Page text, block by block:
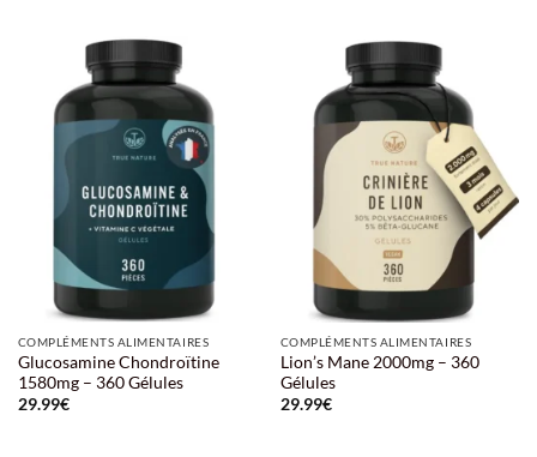
COMPLÉMENTS ALIMENTAIRES
Glucosamine Chondroïtine
1580mg – 360 Gélules
29.99€
COMPLÉMENTS ALIMENTAIRES
Lion’s Mane 2000mg – 360
Gélules
29.99€